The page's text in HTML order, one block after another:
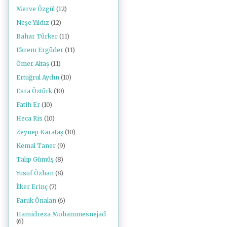
Merve Özgül (12)
Neşe Yıldız (12)
Bahar Türker (11)
Ekrem Ergüder (11)
Ömer Altaş (11)
Ertuğrul Aydın (10)
Esra Öztürk (10)
Fatih Er (10)
Heca Ris (10)
Zeynep Karataş (10)
Kemal Taner (9)
Talip Gümüş (8)
Yusuf Özhan (8)
İlker Erinç (7)
Faruk Önalan (6)
Hamidreza Mohammesnejad
(6)